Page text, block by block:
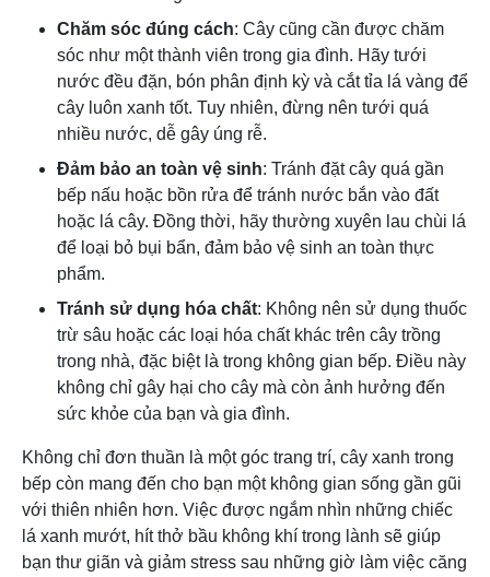
Chăm sóc đúng cách: Cây cũng cần được chăm
sóc như một thành viên trong gia đình. Hãy tưới
nước đều đặn, bón phân định kỳ và cắt tỉa lá vàng để
cây luôn xanh tốt. Tuy nhiên, đừng nên tưới quá
nhiều nước, dễ gây úng rễ.
Đảm bảo an toàn vệ sinh: Tránh đặt cây quá gần
bếp nấu hoặc bồn rửa để tránh nước bắn vào đất
hoặc lá cây. Đồng thời, hãy thường xuyên lau chùi lá
để loại bỏ bụi bẩn, đảm bảo vệ sinh an toàn thực
phẩm.
Tránh sử dụng hóa chất: Không nên sử dụng thuốc
trừ sâu hoặc các loại hóa chất khác trên cây trồng
trong nhà, đặc biệt là trong không gian bếp. Điều này
không chỉ gây hại cho cây mà còn ảnh hưởng đến
sức khỏe của bạn và gia đình.
Không chỉ đơn thuần là một góc trang trí, cây xanh trong
bếp còn mang đến cho bạn một không gian sống gần gũi
với thiên nhiên hơn. Việc được ngắm nhìn những chiếc
lá xanh mướt, hít thở bầu không khí trong lành sẽ giúp
bạn thư giãn và giảm stress sau những giờ làm việc căng